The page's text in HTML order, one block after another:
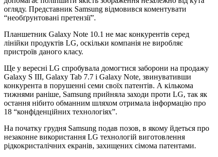
огляду. Представник Samsung відмовився коментувати
“необґрунтовані претензії”.
Планшетник Galaxy Note 10.1 не має конкурентів серед
лінійки продуктів LG, оскільки компанія не виробляє
пристроїв даного класу.
Ще у вересні LG спробувала домогтися заборони на продажу
Galaxy S III, Galaxy Tab 7.7 і Galaxy Note, звинувативши
конкурента в порушенні семи своїх патентів. А кількома
тижнями раніше, Samsung прийняла заходи проти LG, так як
остання нібито обманним шляхом отримала інформацію про
18 “конфіденційних технологіях”.
На початку грудня Samsung подав позов, в якому йдеться про
незаконне використання LG технологій виготовлення
рідкокристалічних екранів, захищених сімома патентами.